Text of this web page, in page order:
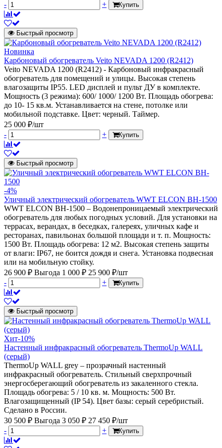
- + Купить
Быстрый просмотр
Новинка
Карбоновый обогреватель Veito NEVADA 1200 (R2412)
Veito NEVADA 1200 (R2412) - Карбоновый инфракрасный
обогреватель для помещений и улицы. Высокая степень
влагозащиты IP55. LED дисплей и пульт ДУ в комплекте.
Мощность (3 режима): 600/ 1000/ 1200 Вт. Площадь обогрева:
до 10- 15 кв.м. Устанавливается на стене, потолке или
мобильной подставке. Цвет: черный. Таймер.
25 000 ₽/шт
-
+ Купить
Быстрый просмотр
-4%
Уличный электрический обогреватель WWT ELCON BH-1500
WWT ELCON BH-1500 – Водонепроницаемый электрический
обогреватель для любых погодных условий. Для установки на
террасах, верандах, в беседках, галереях, уличных кафе и
ресторанах, павильонах большой площади и т. п. Мощность:
1500 Вт. Площадь обогрева: 12 м2. Высокая степень защиты
от влаги: IP67, не боится дождя и снега. Установка подвесная
или на мобильную стойку.
26 900 ₽ Выгода 1 000 ₽ 25 900 ₽/шт
-
+ Купить
Быстрый просмотр
Хит-10%
Настенный инфракрасный обогреватель ThermoUp WALL
(серый)
ThermoUp WALL grey – прозрачный настенный
инфракрасный обогреватель. Стильный сверхпрочный
энергосберегающий обогреватель из закаленного стекла.
Площадь обогрева: 5 / 10 кв. м. Мощность: 500 Вт.
Влагозащищенный (IP 54). Цвет базы: серый серебристый.
Сделано в России.
30 500 ₽ Выгода 3 050 ₽ 27 450 ₽/шт
-
+ Купить